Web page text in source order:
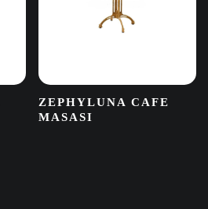
ZEPHYLUNA CAFE
MASASI